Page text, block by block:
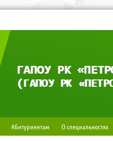
Абитуриентам О специальностях